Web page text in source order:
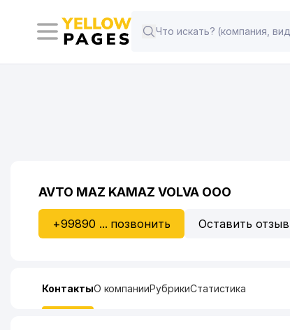
AVTO MAZ KAMAZ VOLVA ООО
+99890 ... позвонить Оставить отзыв
КонтактыО компанииРубрикиСтатистика